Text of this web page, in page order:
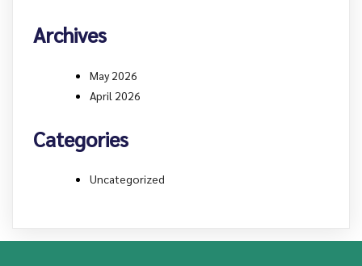
Archives
May 2026
April 2026
Categories
Uncategorized